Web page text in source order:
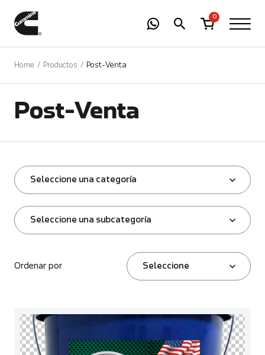
0
Home Productos Post-Venta
Post-Venta
Seleccione una categoría
Seleccione una subcategoría
Ordenar por Seleccione